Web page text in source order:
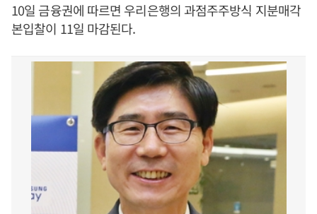
10일 금융권에 따르면 우리은행의 과점주주방식 지분매각
본입찰이 11일 마감된다.